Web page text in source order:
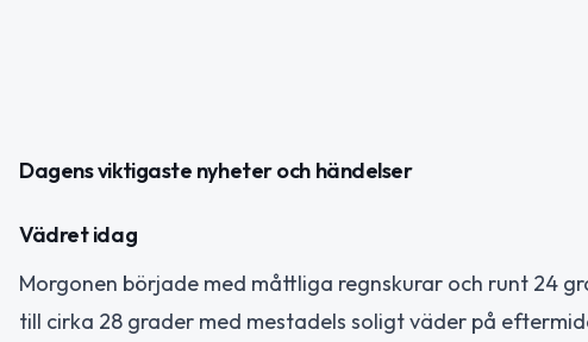
Dagens viktigaste nyheter och händelser
Vädret idag
Morgonen började med måttliga regnskurar och runt 24
till cirka 28 grader med mestadels soligt väder på